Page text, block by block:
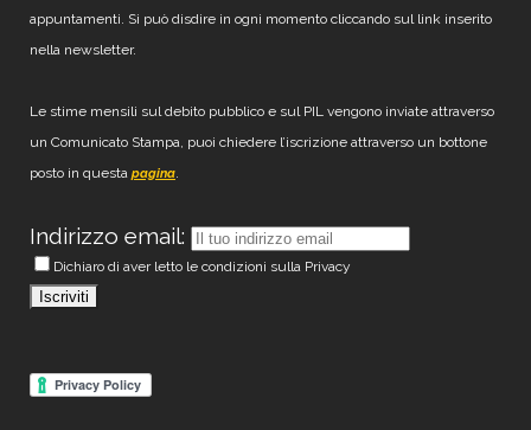
appuntamenti. Si può disdire in ogni momento cliccando sul link inserito
nella newsletter.
Le stime mensili sul debito pubblico e sul PIL vengono inviate attraverso
un Comunicato Stampa, puoi chiedere l’iscrizione attraverso un bottone
posto in questa pagina.
Indirizzo email:
Dichiaro di aver letto le condizioni sulla Privacy